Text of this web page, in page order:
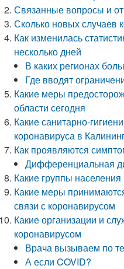
Связанные вопросы и
Сколько новых случаев
Как изменилась
несколько дней
В каких регионах
Где вводят
Какие меры
области сегодня
Какие санитарно-
коронавируса в
Как проявляются
Дифференциальная
Какие группы
Какие меры
связи с коронавирусом
Какие организации и
коронавирусом
Врача вызываем по
А если COVID?